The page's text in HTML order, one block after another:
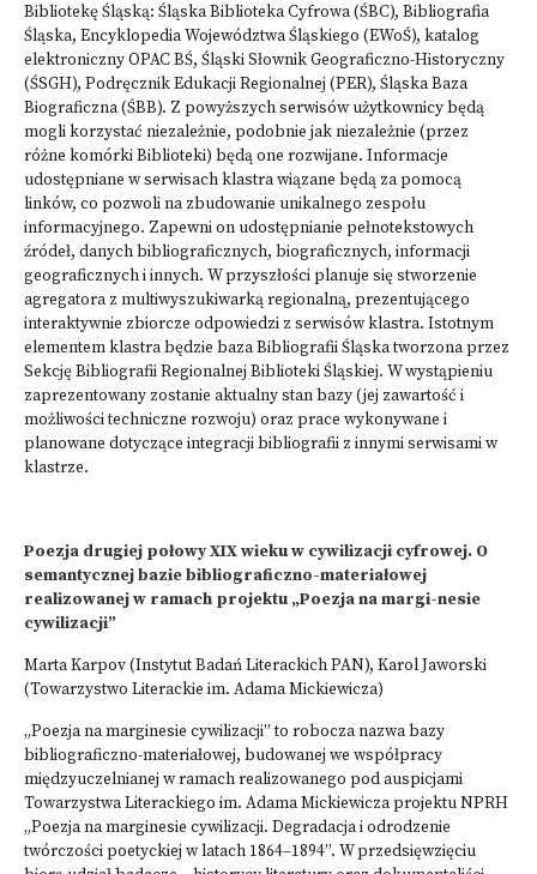
Bibliotekę Śląską: Śląska Biblioteka Cyfrowa (ŚBC), Bibliografia
Śląska, Encyklopedia Województwa Śląskiego (EWoŚ), katalog
elektroniczny OPAC BŚ, Śląski Słownik Geograficzno-Historyczny
(ŚSGH), Podręcznik Edukacji Regionalnej (PER), Śląska Baza
Biograficzna (ŚBB). Z powyższych serwisów użytkownicy będą
mogli korzystać niezależnie, podobnie jak niezależnie (przez
różne komórki Biblioteki) będą one rozwijane. Informacje
udostępniane w serwisach klastra wiązane będą za pomocą
linków, co pozwoli na zbudowanie unikalnego zespołu
informacyjnego. Zapewni on udostępnianie pełnotekstowych
źródeł, danych bibliograficznych, biograficznych, informacji
geograficznych i innych. W przyszłości planuje się stworzenie
agregatora z multiwyszukiwarką regionalną, prezentującego
interaktywnie zbiorcze odpowiedzi z serwisów klastra. Istotnym
elementem klastra będzie baza Bibliografii Śląska tworzona przez
Sekcję Bibliografii Regionalnej Biblioteki Śląskiej. W wystąpieniu
zaprezentowany zostanie aktualny stan bazy (jej zawartość i
możliwości techniczne rozwoju) oraz prace wykonywane i
planowane dotyczące integracji bibliografii z innymi serwisami w
klastrze.
Poezja drugiej połowy XIX wieku w cywilizacji cyfrowej. O
semantycznej bazie bibliograficzno-materiałowej
realizowanej w ramach projektu „Poezja na margi-nesie
cywilizacji”
Marta Karpov (Instytut Badań Literackich PAN), Karol Jaworski
(Towarzystwo Literackie im. Adama Mickiewicza)
„Poezja na marginesie cywilizacji” to robocza nazwa bazy
bibliograficzno-materiałowej, budowanej we współpracy
międzyuczelnianej w ramach realizowanego pod auspicjami
Towarzystwa Literackiego im. Adama Mickiewicza projektu NPRH
„Poezja na marginesie cywilizacji. Degradacja i odrodzenie
twórczości poetyckiej w latach 1864–1894”. W przedsięwzięciu